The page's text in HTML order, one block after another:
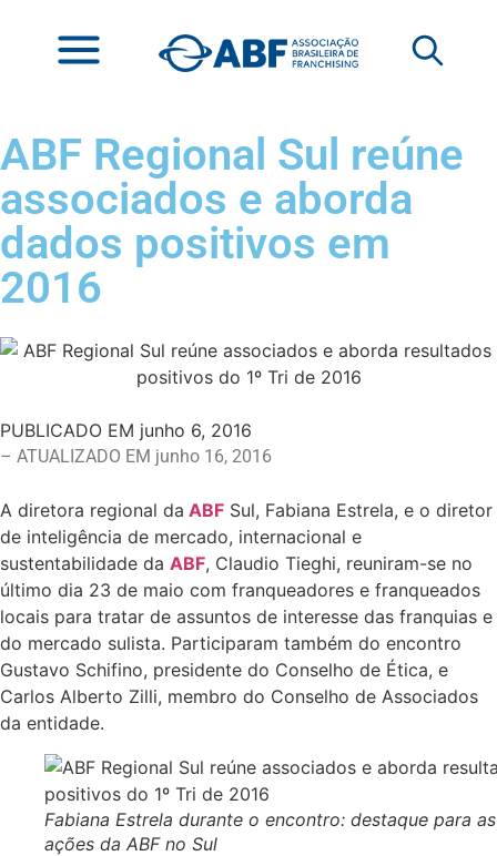
ABF Regional Sul reúne
associados e aborda
dados positivos em
2016
PUBLICADO EM junho 6, 2016
– ATUALIZADO EM junho 16, 2016
A diretora regional da ABF Sul, Fabiana Estrela, e o diretor
de inteligência de mercado, internacional e
sustentabilidade da ABF, Claudio Tieghi, reuniram-se no
último dia 23 de maio com franqueadores e franqueados
locais para tratar de assuntos de interesse das franquias e
do mercado sulista. Participaram também do encontro
Gustavo Schifino, presidente do Conselho de Ética, e
Carlos Alberto Zilli, membro do Conselho de Associados
da entidade.
Fabiana Estrela durante o encontro: destaque para as
ações da ABF no Sul